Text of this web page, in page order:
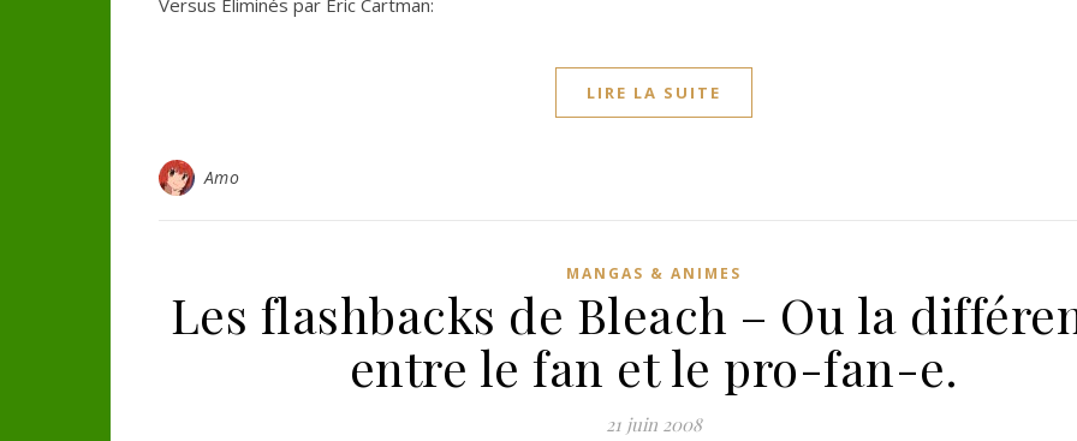
Versus Eliminés par Eric Cartman:
LIRE LA SUITE
Amo
MANGAS & ANIMES
Les flashbacks de Bleach – Ou la
entre le fan et le pro-fan-e.
21 juin 2008